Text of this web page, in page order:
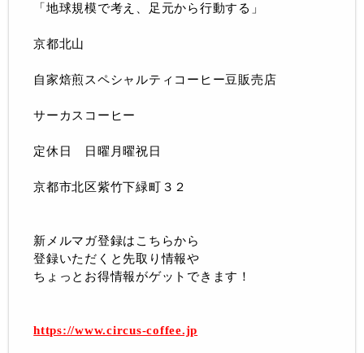
「地球規模で考え、足元から行動する」
京都北山
自家焙煎スペシャルティコーヒー豆販売店
サーカスコーヒー
定休日 日曜月曜祝日
京都市北区紫竹下緑町３２
新メルマガ登録はこちらから
登録いただくと先取り情報や
ちょっとお得情報がゲットできます！
https://www.circus-coffee.jp